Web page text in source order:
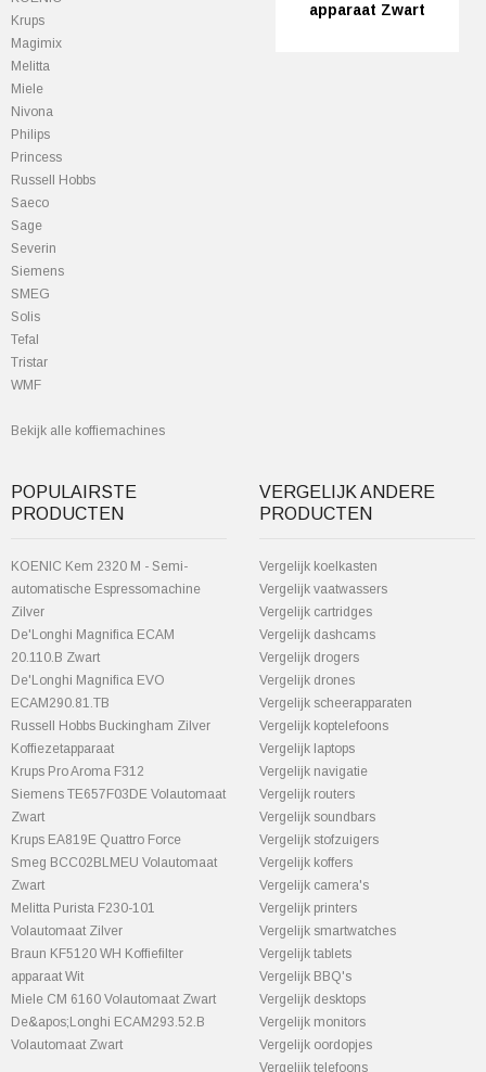
Krups
Magimix
Melitta
Miele
Nivona
Philips
Princess
Russell Hobbs
Saeco
Sage
Severin
Siemens
SMEG
Solis
Tefal
Tristar
WMF
Bekijk alle koffiemachines
apparaat Zwart
POPULAIRSTE
PRODUCTEN
KOENIC Kem 2320 M - Semi-
automatische Espressomachine
Zilver
De'Longhi Magnifica ECAM
20.110.B Zwart
De'Longhi Magnifica EVO
ECAM290.81.TB
Russell Hobbs Buckingham Zilver
Koffiezetapparaat
Krups Pro Aroma F312
Siemens TE657F03DE Volautomaat
Zwart
Krups EA819E Quattro Force
Smeg BCC02BLMEU Volautomaat
Zwart
Melitta Purista F230-101
Volautomaat Zilver
Braun KF5120 WH Koffiefilter
apparaat Wit
Miele CM 6160 Volautomaat Zwart
De&apos;Longhi ECAM293.52.B
Volautomaat Zwart
VERGELIJK ANDERE
PRODUCTEN
Vergelijk koelkasten
Vergelijk vaatwassers
Vergelijk cartridges
Vergelijk dashcams
Vergelijk drogers
Vergelijk drones
Vergelijk scheerapparaten
Vergelijk koptelefoons
Vergelijk laptops
Vergelijk navigatie
Vergelijk routers
Vergelijk soundbars
Vergelijk stofzuigers
Vergelijk koffers
Vergelijk camera's
Vergelijk printers
Vergelijk smartwatches
Vergelijk tablets
Vergelijk BBQ's
Vergelijk desktops
Vergelijk monitors
Vergelijk oordopjes
Vergelijk telefoons